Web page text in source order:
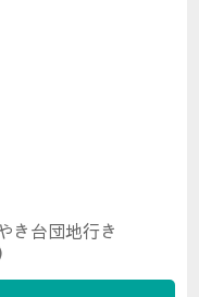
き台団地行き